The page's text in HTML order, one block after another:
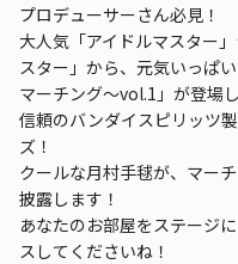
プロデューサーさん必見！
大人気「アイドルマスター
スター」から、元気いっぱ
マーチング～vol.1」が登場
信頼のバンダイスピリッツ
ズ！
クールな月村手毬が、マー
披露します！
あなたのお部屋をステージ
スしてくださいね！